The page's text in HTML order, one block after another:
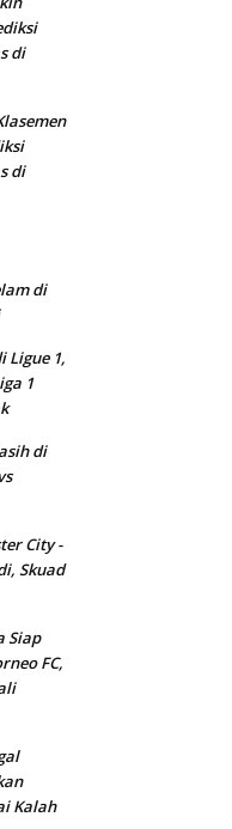
di
di
di
Ligue 1,
1
di
City -
Skuad
Siap
FC,
Kalah